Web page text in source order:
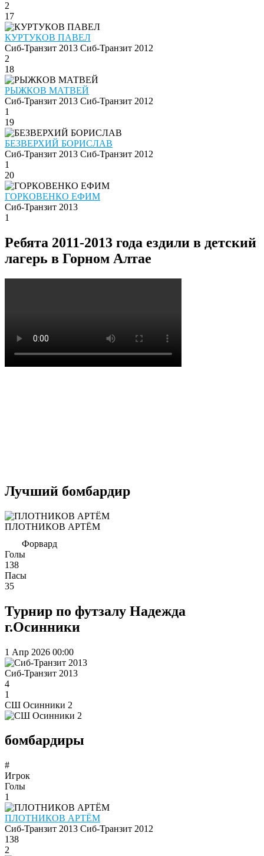
2
17
КУРТУКОВ ПАВЕЛ
Сиб-Транзит 2013 Сиб-Транзит 2012
2
18
РЫЖКОВ МАТВЕЙ
Сиб-Транзит 2013 Сиб-Транзит 2012
1
19
БЕЗВЕРХИЙ БОРИСЛАВ
Сиб-Транзит 2013 Сиб-Транзит 2012
1
20
ГОРКОВЕНКО ЕФИМ
Сиб-Транзит 2013
1
Ребята 2011-2013 года ездили в детский
лагерь в Горном Алтае
Лучший бомбардир
ПЛОТНИКОВ АРТЁМ
Форвард
Голы
138
Пасы
35
Турнир по футзалу Надежда
г.Осинники
1 Апр 2026 00:00
Сиб-Транзит 2013
4
1
СШ Осинники 2
бомбардиры
#
Игрок
Голы
1
ПЛОТНИКОВ АРТЁМ
Сиб-Транзит 2013 Сиб-Транзит 2012
138
2